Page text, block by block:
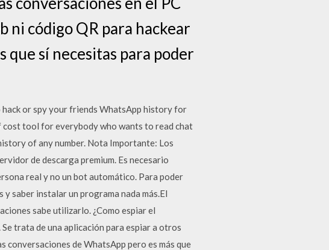
ni código QR para hackear
que sí necesitas para poder
or spy your friends WhatsApp history for
tool for everybody who wants to read chat
of any number. Nota Importante: Los
de descarga premium. Es necesario
real y no un bot automático. Para poder
saber instalar un programa nada más.El
sabe utilizarlo. ¿Como espiar el
trata de una aplicación para espiar a otros
de WhatsApp pero es más que